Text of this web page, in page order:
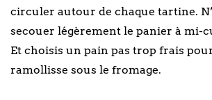
circuler autour de chaque tartine.
secouer légèrement le panier à mi-
Et choisis un pain pas trop frais
ramollisse sous le fromage.